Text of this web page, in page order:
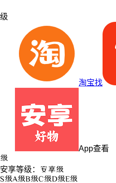
级
淘宝找
App查看
级
安享等级： 安享级
S级A级B级C级D级E级